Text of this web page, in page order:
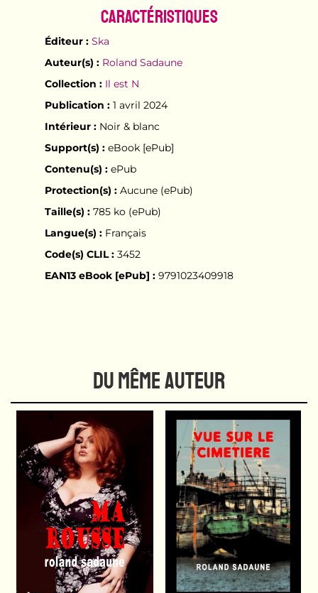
Caractéristiques
Éditeur : Ska
Auteur(s) : Roland Sadaune
Collection : Il est N
Publication :1 avril 2024
Intérieur :Noir & blanc
Support(s) :eBook [ePub]
Contenu(s) :ePub
Protection(s) :Aucune (ePub)
Taille(s) :785 ko (ePub)
Langue(s) :Français
Code(s) CLIL :3452
EAN13 eBook [ePub] :9791023409918
DU MÊME AUTEUR